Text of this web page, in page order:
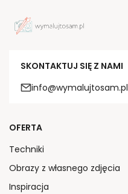
SKONTAKTUJ SIĘ Z NAMI
info@wymalujtosam.pl
OFERTA
Techniki
Obrazy z własnego zdjęcia
Inspiracja